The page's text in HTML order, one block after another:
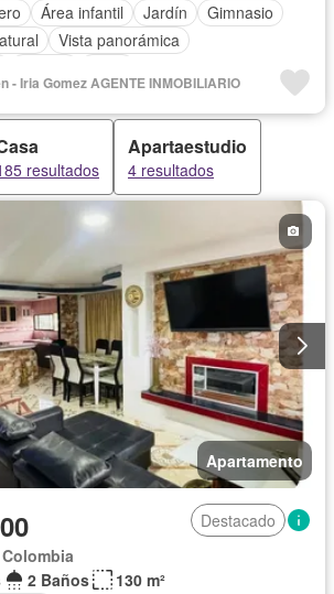
Área infantil Jardín
Gimnasio
Vista panorámica
- Iria Gomez AGENTE INMOBILIARIO
resultados
Apartaestudio
4 resultados
Apartamento
Destacado
2 Baños
130 m²